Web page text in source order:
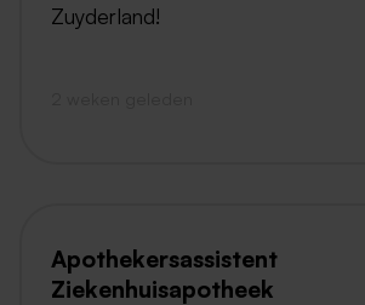
Zuyderland!
Apothekersassistent
Ziekenhuisapotheek